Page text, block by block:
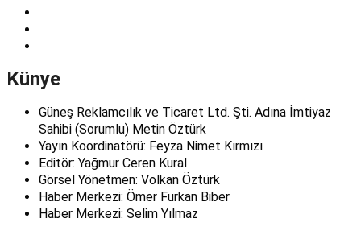
Künye
Güneş Reklamcılık ve Ticaret Ltd. Şti. Adına İmtiyaz
Sahibi (Sorumlu) Metin Öztürk
Yayın Koordinatörü: Feyza Nimet Kırmızı
Editör: Yağmur Ceren Kural
Görsel Yönetmen: Volkan Öztürk
Haber Merkezi: Ömer Furkan Biber
Haber Merkezi: Selim Yılmaz